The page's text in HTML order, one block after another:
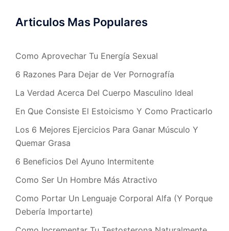
Articulos Mas Populares
Como Aprovechar Tu Energía Sexual
6 Razones Para Dejar de Ver Pornografía
La Verdad Acerca Del Cuerpo Masculino Ideal
En Que Consiste El Estoicismo Y Como Practicarlo
Los 6 Mejores Ejercicios Para Ganar Músculo Y
Quemar Grasa
6 Beneficios Del Ayuno Intermitente
Como Ser Un Hombre Más Atractivo
Como Portar Un Lenguaje Corporal Alfa (Y Porque
Debería Importarte)